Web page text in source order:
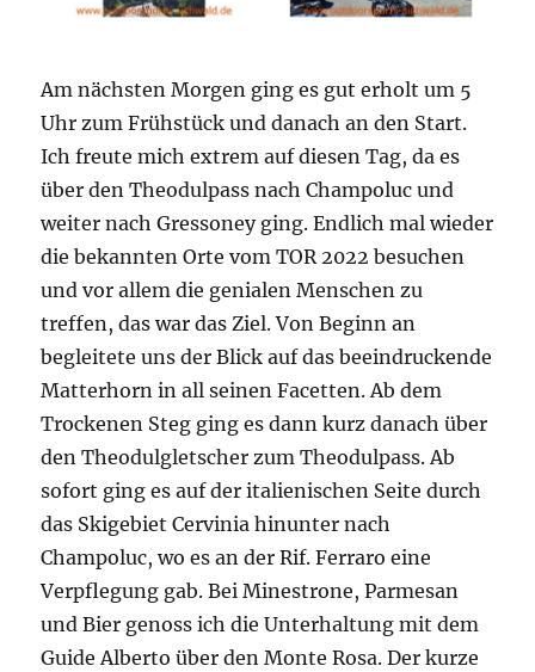
Am nächsten Morgen ging es gut erholt um 5
Uhr zum Frühstück und danach an den Start.
Ich freute mich extrem auf diesen Tag, da es
über den Theodulpass nach Champoluc und
weiter nach Gressoney ging. Endlich mal wieder
die bekannten Orte vom TOR 2022 besuchen
und vor allem die genialen Menschen zu
treffen, das war das Ziel. Von Beginn an
begleitete uns der Blick auf das beeindruckende
Matterhorn in all seinen Facetten. Ab dem
Trockenen Steg ging es dann kurz danach über
den Theodulgletscher zum Theodulpass. Ab
sofort ging es auf der italienischen Seite durch
das Skigebiet Cervinia hinunter nach
Champoluc, wo es an der Rif. Ferraro eine
Verpflegung gab. Bei Minestrone, Parmesan
und Bier genoss ich die Unterhaltung mit dem
Guide Alberto über den Monte Rosa. Der kurze